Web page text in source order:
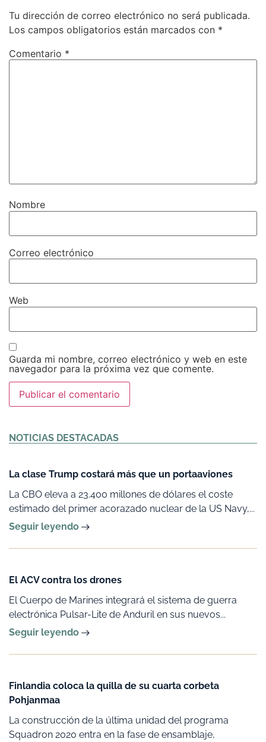
Tu dirección de correo electrónico no será publicada.
Los campos obligatorios están marcados con *
Comentario *
Nombre
Correo electrónico
Web
Guarda mi nombre, correo electrónico y web en este
navegador para la próxima vez que comente.
NOTICIAS DESTACADAS
La clase Trump costará más que un portaaviones
La CBO eleva a 23.400 millones de dólares el coste
estimado del primer acorazado nuclear de la US Navy,...
Seguir leyendo
El ACV contra los drones
El Cuerpo de Marines integrará el sistema de guerra
electrónica Pulsar-Lite de Anduril en sus nuevos...
Seguir leyendo
Finlandia coloca la quilla de su cuarta corbeta
Pohjanmaa
La construcción de la última unidad del programa
Squadron 2020 entra en la fase de ensamblaje,